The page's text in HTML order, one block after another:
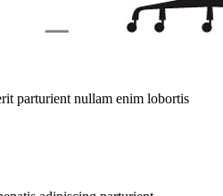
parturient nullam enim lobortis